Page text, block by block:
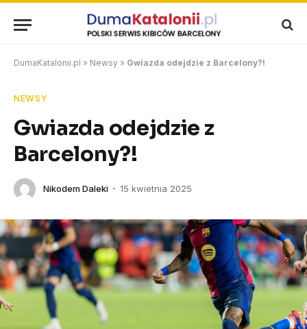
DumaKatalonii.pl » Newsy » Gwiazda odejdzie z Barcelony?!
NEWSY
Gwiazda odejdzie z
Barcelony?!
Nikodem Daleki 15 kwietnia 2025